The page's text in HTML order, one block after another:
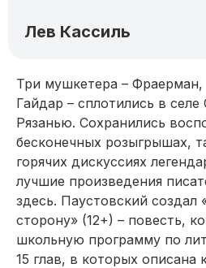
Лев Кассиль
Три мушкетера –
Гайдар – сплотились в
Рязанью. Сохранились
бесконечных розыгрышах,
горячих дискуссиях
лучшие произведения
здесь. Паустовский
сторону» (12+) – повесть,
школьную программу по
15 глав, в которых описана